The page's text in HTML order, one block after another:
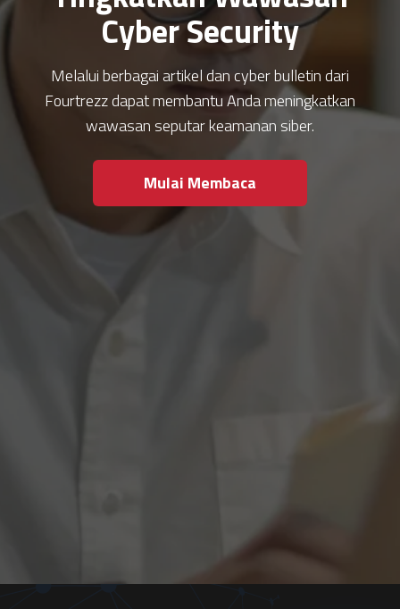
Cyber Security
Melalui berbagai artikel dan cyber bulletin dari
Fourtrezz dapat membantu Anda meningkatkan
wawasan seputar keamanan siber.
Mulai Membaca